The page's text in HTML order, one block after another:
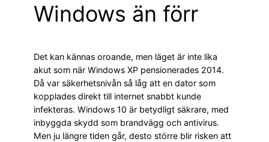
Windows än förr
Det kan kännas oroande, men läget är inte lika
akut som när Windows XP pensionerades 2014.
Då var säkerhetsnivån så låg att en dator som
kopplades direkt till internet snabbt kunde
infekteras. Windows 10 är betydligt säkrare, med
inbyggda skydd som brandvägg och antivirus.
Men ju längre tiden går, desto större blir risken att